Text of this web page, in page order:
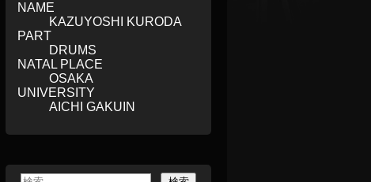
NAME
KAZUYOSHI KURODA
PART
DRUMS
NATAL PLACE
OSAKA
UNIVERSITY
AICHI GAKUIN